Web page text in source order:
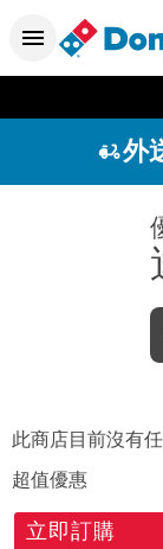
外
此商店目前沒有
超值優惠
立即訂購